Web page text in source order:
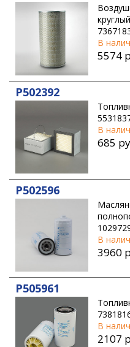
круглый
В
5574
P502392
В
685
P502596
В
3960
P505961
В
2107